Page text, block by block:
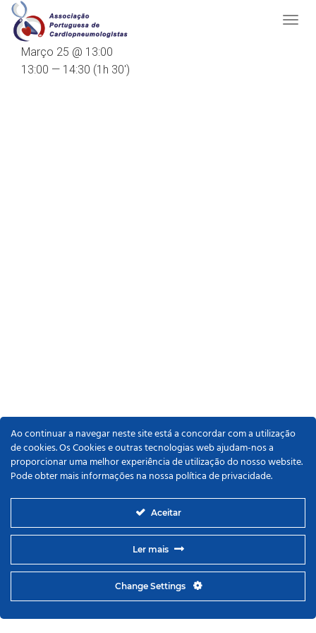
Março 25 @ 13:00
13:00 — 14:30 (1h 30′)
Ao continuar a navegar neste site está a concordar com a utilização
de cookies. Os Cookies e outras tecnologias web ajudam-nos a
proporcionar uma melhor experiência de utilização do nosso website.
Pode obter mais informações na nossa política de privacidade.
Aceitar
Ler mais
Change Settings